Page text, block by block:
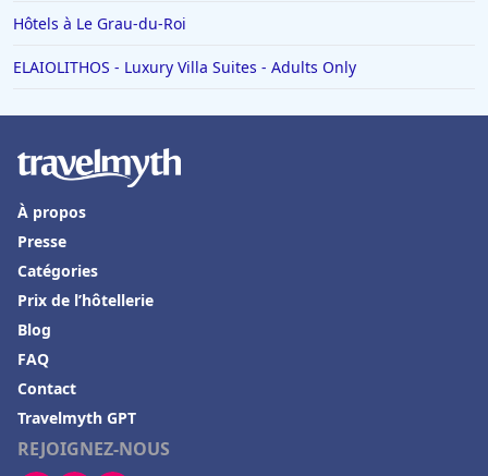
Hôtels à Le Grau-du-Roi
ELAIOLITHOS - Luxury Villa Suites - Adults Only
REJOIGNEZ-NOUS
À propos
Presse
Catégories
Prix de l’hôtellerie
Blog
FAQ
Contact
Travelmyth GPT